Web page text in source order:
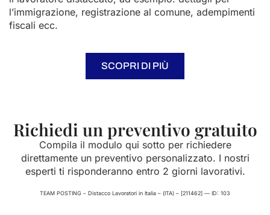
l’immigrazione, registrazione al comune, adempimenti
fiscali ecc.
SCOPRI DI PIÙ
Richiedi un preventivo gratuito
Compila il modulo qui sotto per richiedere
direttamente un preventivo personalizzato. I nostri
esperti ti risponderanno entro 2 giorni lavorativi.
TEAM POSTING – Distacco Lavoratori in Italia – (ITA) – [211462] — ID: 103